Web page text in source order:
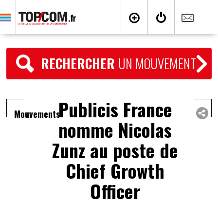
RECHERCHER UN MOUVEMENT
MouvementsPublicis France
nomme Nicolas
Zunz au poste de
Chief Growth
Officer